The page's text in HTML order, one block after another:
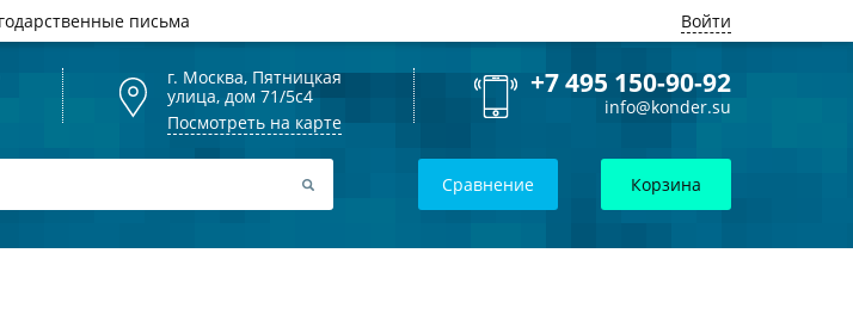
письма Войти
г. Москва, Пятницкая
улица, дом 71/5с4
Посмотреть на карте
+7 495 150-90-92
info@konder.su
Сравнение Корзина